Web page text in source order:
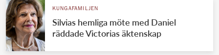
KUNGAFAMILJEN
Silvias hemliga möte med Daniel
räddade Victorias äktenskap